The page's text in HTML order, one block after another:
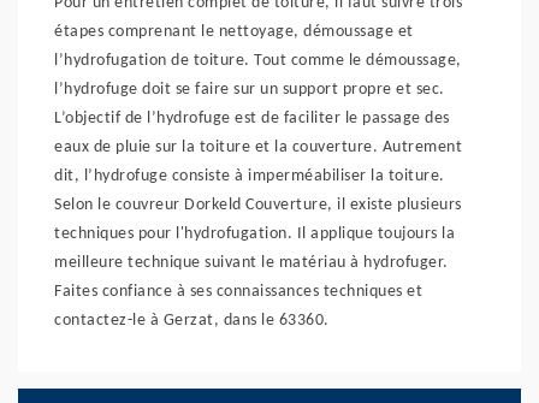
étapes comprenant le nettoyage, démoussage et
l’hydrofugation de toiture. Tout comme le démoussage,
l’hydrofuge doit se faire sur un support propre et sec.
L’objectif de l’hydrofuge est de faciliter le passage des
eaux de pluie sur la toiture et la couverture. Autrement
dit, l’hydrofuge consiste à imperméabiliser la toiture.
Selon le couvreur Dorkeld Couverture, il existe plusieurs
techniques pour l'hydrofugation. Il applique toujours la
meilleure technique suivant le matériau à hydrofuger.
Faites confiance à ses connaissances techniques et
contactez-le à Gerzat, dans le 63360.